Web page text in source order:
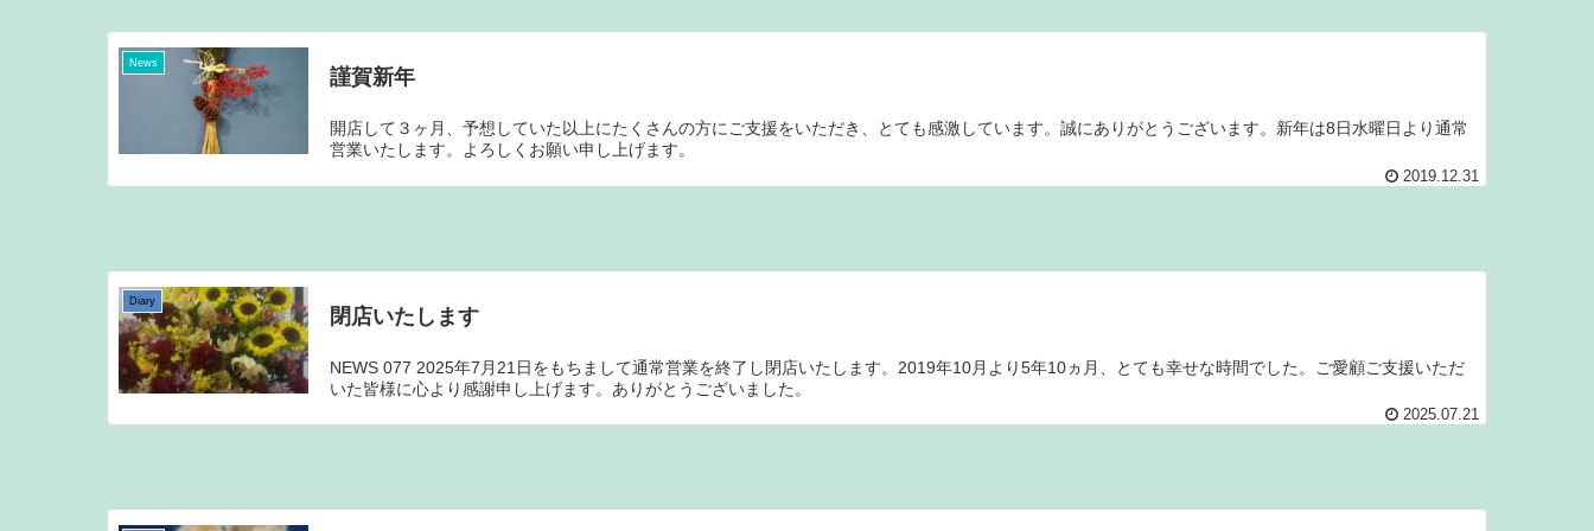
News
謹賀新年
開店して３ヶ月、予想していた以上にたくさんの方にご支援をいただき、とても感激しています。誠にありがとうございます。新年は8日水曜日より通常
営業いたします。よろしくお願い申し上げます。
2019.12.31
Diary
閉店いたします
NEWS 077 2025年7月21日をもちまして通常営業を終了し閉店いたします。2019年10月より5年10ヵ月、とても幸せな時間でした。ご愛顧ご支援いただ
いた皆様に心より感謝申し上げます。ありがとうございました。
2025.07.21